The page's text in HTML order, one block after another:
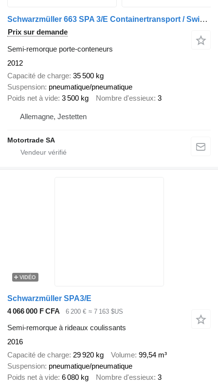
Schwarzmüller 663 SPA 3/E Containertransport / Swiss-Vehicle
Prix sur demande
Semi-remorque porte-conteneurs
2012
Capacité de charge 35 500 kg
Suspension pneumatique/pneumatique
Poids net à vide 3 500 kg Nombre d'essieux 3
Allemagne, Jestetten
Motortrade SA
VIDÉO
Schwarzmüller SPA3/E
4 066 000 F CFA
6 200 € ≈ 7 163 $US
Semi-remorque à rideaux coulissants
2016
Capacité de charge 29 920 kg Volume 99,54 m³
Suspension pneumatique/pneumatique
Poids net à vide 6 080 kg Nombre d'essieux 3